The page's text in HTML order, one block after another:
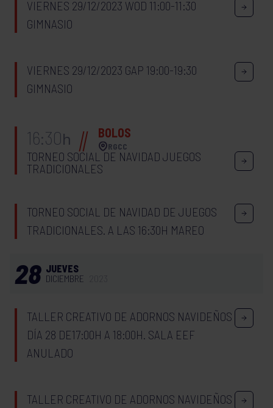
VIERNES 29/12/2023 WOD 11:00-11:30
GIMNASIO
VIERNES 29/12/2023 GAP 19:00-19:30
GIMNASIO
16:30h BOLOS
RGCC
TORNEO SOCIAL DE NAVIDAD JUEGOS
TRADICIONALES
TORNEO SOCIAL DE NAVIDAD DE JUEGOS
TRADICIONALES. A LAS 16:30H MAREO
28 JUEVES
DICIEMBRE
TALLER CREATIVO DE ADORNOS NAVIDEÑOS
DÍA 28 DE17:00H A 18:00H. SALA EEF
ANULADO
TALLER CREATIVO DE ADORNOS NAVIDEÑOS